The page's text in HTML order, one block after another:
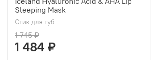
Sleeping Mask
Стик для губ
1 745 ₽
1 484 ₽